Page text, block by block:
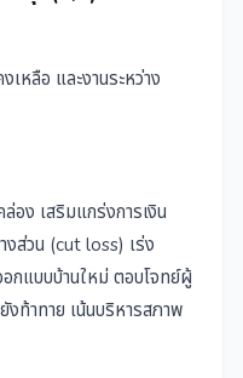
หลือ และงานระหว่าง
อง เสริมแกร่งการเงิน
งส่วน (cut loss) เร่ง
กแบบบ้านใหม่ ตอบโจทย์ผู้
งท้าทาย เน้นบริหารสภาพ